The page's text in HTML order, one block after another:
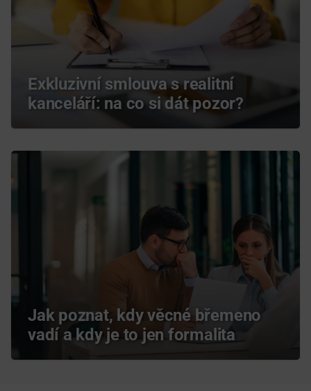
Exkluzivní smlouva s realitní
kanceláří: na co si dát pozor?
Jak poznat, kdy věcné břemeno
vadí a kdy je to jen formalita